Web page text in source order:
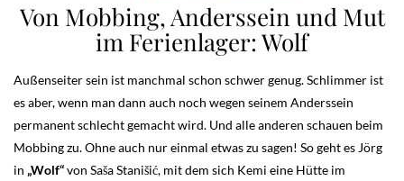
Von Mobbing, Anderssein und Mut
im Ferienlager: Wolf
Außenseiter sein ist manchmal schon schwer genug. Schlimmer ist
es aber, wenn man dann auch noch wegen seinem Anderssein
permanent schlecht gemacht wird. Und alle anderen schauen beim
Mobbing zu. Ohne auch nur einmal etwas zu sagen! So geht es Jörg
in „Wolf“von Saša Stanišić, mit dem sich Kemi eine Hütte im